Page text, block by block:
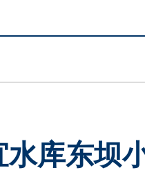
库东坝